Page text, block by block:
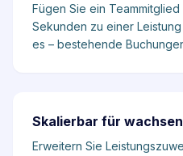
Fügen Sie ein
Sekunden zu einer
es – bestehende
Skalierbar für
Erweitern Sie